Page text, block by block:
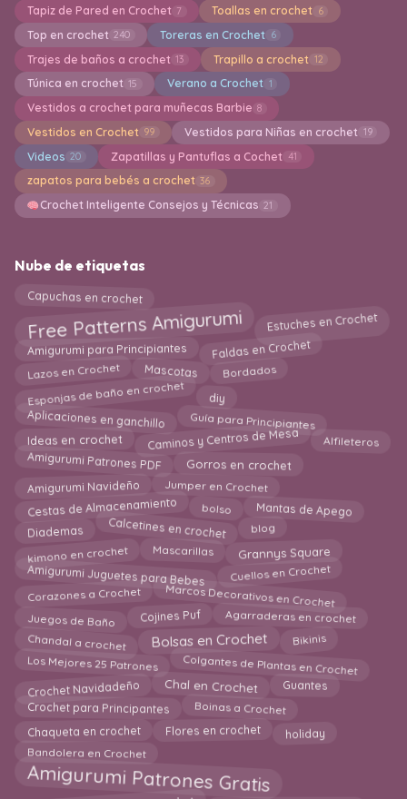
Tapiz de Pared en Crochet 7 Toallas en crochet 6
Top en crochet 240 Toreras en Crochet 6
Trajes de baños a crochet 13 Trapillo a crochet 12
Túnica en crochet 15 Verano a Crochet 1
Vestidos a crochet para muñecas Barbie 8
Vestidos en Crochet 99 Vestidos para Niñas en crochet 19
Videos 20 Zapatillas y Pantuflas a Cochet 41
zapatos para bebés a crochet 36
Crochet Inteligente Consejos y Técnicas 21
Nube de etiquetas
Capuchas en crochet
Free Patterns Amigurumi Estuches en Crochet
Amigurumi para Principiantes Faldas en Crochet
Lazos en Crochet Mascotas Bordados
Esponjas de baño en crochet diy
Aplicaciones en ganchillo Guía para Principiantes
Ideas en crochet Caminos y Centros de Mesa Alfileteros
Amigurumi Patrones PDF Gorros en crochet
Amigurumi Navideño Jumper en Crochet
Cestas de Almacenamiento bolso Mantas de Apego
Diademas Calcetines en crochet blog
kimono en crochet Mascarillas Grannys Square
Amigurumi Juguetes para Bebes Cuellos en Crochet
Corazones a Crochet Marcos Decorativos en Crochet
Juegos de Baño Cojines Puf Agarraderas en crochet
Chandal a crochet Bolsas en Crochet Bikinis
Los Mejores 25 Patrones Colgantes de Plantas en Crochet
Crochet Navidadeño Chal en Crochet Guantes
Crochet para Principantes Boinas a Crochet
Chaqueta en crochet Flores en crochet holiday
Bandolera en Crochet
Amigurumi Patrones Gratis